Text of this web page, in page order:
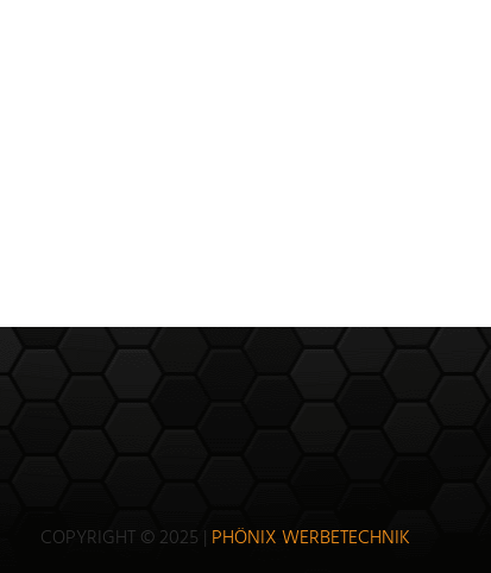
COPYRIGHT © 2025 | PHÖNIX WERBETECHNIK